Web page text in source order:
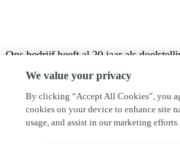
Ons bedrijf heeft al 20 jaar als
scherpste prijs.
Met ons assortiment bieden wij
occasions.
Graag nodigen wij u uit ons actuele
hier niet de auto van uw keuze
We value your privacy
By clicking “Accept All Cookies”, you
cookies on your device to enhance site
usage, and assist in our marketing efforts.